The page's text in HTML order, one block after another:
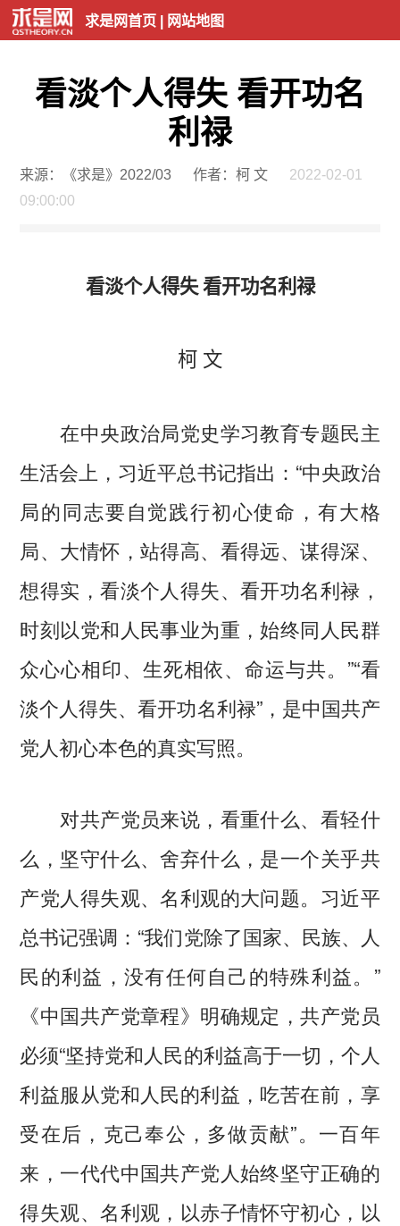
求是网首页| 网站地图
看淡个人得失 看开功名
利禄
来源：《求是》2022/03 作者：柯 文
2022-02-01
09:00:00
看淡个人得失 看开功名利禄
柯 文
在中央政治局党史学习教育专题民主
生活会上，习近平总书记指出：“中央政治
局的同志要自觉践行初心使命，有大格
局、大情怀，站得高、看得远、谋得深、
想得实，看淡个人得失、看开功名利禄，
时刻以党和人民事业为重，始终同人民群
众心心相印、生死相依、命运与共。”“看
淡个人得失、看开功名利禄”，是中国共产
党人初心本色的真实写照。
对共产党员来说，看重什么、看轻什
么，坚守什么、舍弃什么，是一个关乎共
产党人得失观、名利观的大问题。习近平
总书记强调：“我们党除了国家、民族、人
民的利益，没有任何自己的特殊利益。”
《中国共产党章程》明确规定，共产党员
必须“坚持党和人民的利益高于一切，个人
利益服从党和人民的利益，吃苦在前，享
受在后，克己奉公，多做贡献”。一百年
来，一代代中国共产党人始终坚守正确的
得失观、名利观，以赤子情怀守初心，以